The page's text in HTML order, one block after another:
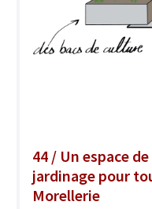
44 / Un espace
jardinage pour
Morellerie